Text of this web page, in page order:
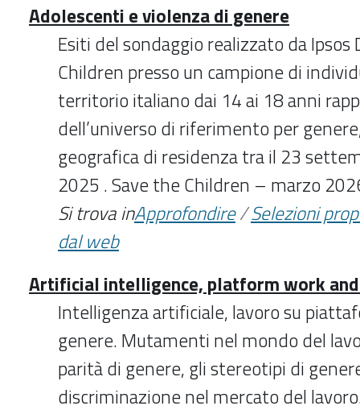
Adolescenti e violenza di genere
Esiti del sondaggio realizzato da Ipsos
Children presso un campione di
territorio italiano dai 14 ai 18 anni
dell’universo di riferimento per
geografica di residenza tra il 23
2025 . Save the Children – marzo
Si trova inApprofondire/Selezioni
dal web
Artificial intelligence, platform work
Intelligenza artificiale, lavoro su
genere. Mutamenti nel mondo del
parità di genere, gli stereotipi di
discriminazione nel mercato del